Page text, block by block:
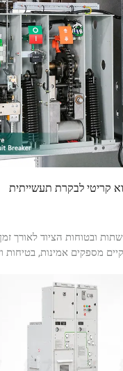
קריטי לבקרת תעשייתית
ובטוחות הציוד לאורך
מספקים אמינות, בטיחות